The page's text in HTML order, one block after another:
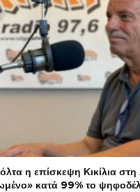
η επίσκεψη Κικίλια
κατά 99% το